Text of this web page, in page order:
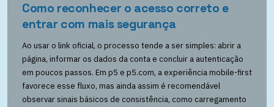
Como reconhecer o acesso correto e
entrar com mais segurança
Ao usar o link oficial, o processo tende a ser simples: abrir a
página, informar os dados da conta e concluir a autenticação
em poucos passos. Em p5 e p5.com, a experiência mobile-first
favorece esse fluxo, mas ainda assim é recomendável
observar sinais básicos de consistência, como carregamento